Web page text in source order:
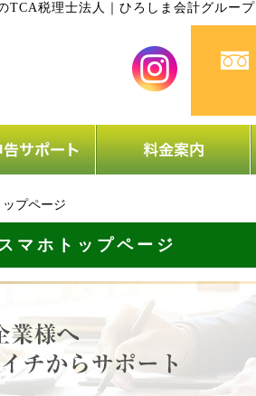
TCA税理士法人｜ひろしま会計グループ
プページ
マホトップページ